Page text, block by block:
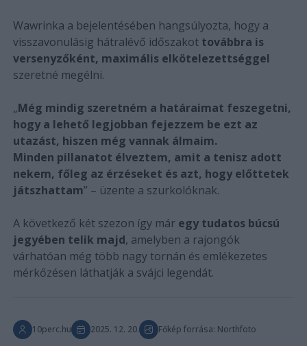
Wawrinka a bejelentésében hangsúlyozta, hogy a
visszavonulásig hátralévő időszakot továbbra is
versenyzőként, maximális elkötelezettséggel
szeretné megélni.
„Még mindig szeretném a határaimat feszegetni,
hogy a lehető legjobban fejezzem be ezt az
utazást, hiszen még vannak álmaim.
Minden pillanatot élveztem, amit a tenisz adott
nekem, főleg az érzéseket és azt, hogy előttetek
játszhattam” – üzente a szurkolóknak.
A következő két szezon így már egy tudatos búcsú
jegyében telik majd, amelyben a rajongók
várhatóan még több nagy tornán és emlékezetes
mérkőzésen láthatják a svájci legendát.
10perc.hu 2025. 12. 20. Főkép forrása: Northfoto